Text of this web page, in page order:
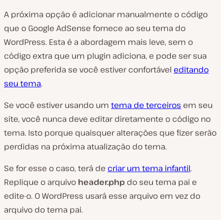
A próxima opção é adicionar manualmente o código
que o Google AdSense fornece ao seu tema do
WordPress. Esta é a abordagem mais leve, sem o
código extra que um plugin adiciona, e pode ser sua
opção preferida se você estiver confortável editando
seu tema.
Se você estiver usando um tema de terceiros em seu
site, você nunca deve editar diretamente o código no
tema. Isto porque quaisquer alterações que fizer serão
perdidas na próxima atualização do tema.
Se for esse o caso, terá de criar um tema infantil.
Replique o arquivo header.php do seu tema pai e
edite-o. O WordPress usará esse arquivo em vez do
arquivo do tema pai.